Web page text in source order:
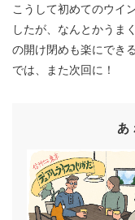
こうして初めてのウイ
したが、なんとかうま
の開け閉めも楽にでき
では、また次回に！